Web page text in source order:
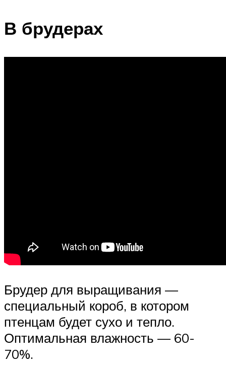
В брудерах
Брудер для выращивания —
специальный короб, в котором
птенцам будет сухо и тепло.
Оптимальная влажность — 60-
70%.